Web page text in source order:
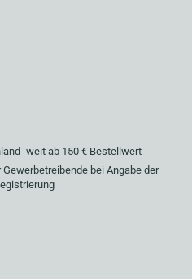
weit ab 150 € Bestellwert
bei Angabe der